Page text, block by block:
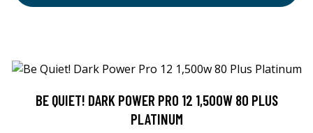
BE QUIET! DARK POWER PRO 12 1,500W 80 PLUS
PLATINUM